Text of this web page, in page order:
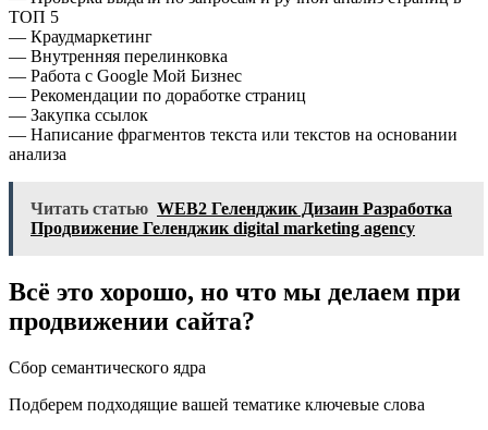
ТОП 5
— Краудмаркетинг
— Внутренняя перелинковка
— Работа с Google Мой Бизнес
— Рекомендации по доработке страниц
— Закупка ссылок
— Написание фрагментов текста или текстов на основании
анализа
Читать статью WEB2 Геленджик Дизаин Разработка
Продвижение Геленджик digital marketing agency
Всё это хорошо, но что мы делаем при
продвижении сайта?
Сбор семантического ядра
Подберем подходящие вашей тематике ключевые слова